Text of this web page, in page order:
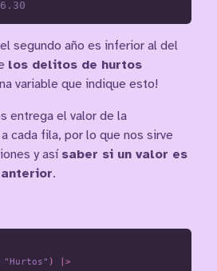
segundo año es inferior al del
los delitos de hurtos
variable que indique esto!
entrega el valor de la
cada fila, por lo que nos sirve
y así saber si un valor es
.
"Hurtos" )
|>